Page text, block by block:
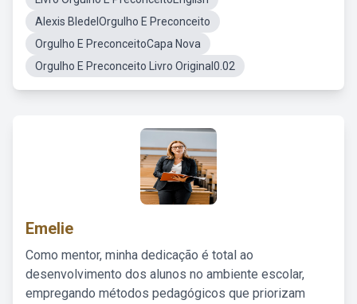
Alexis BledelOrgulho E Preconceito
Orgulho E PreconceitoCapa Nova
Orgulho E Preconceito Livro Original0.02
Emelie
Como mentor, minha dedicação é total ao
desenvolvimento dos alunos no ambiente escolar,
empregando métodos pedagógicos que priorizam